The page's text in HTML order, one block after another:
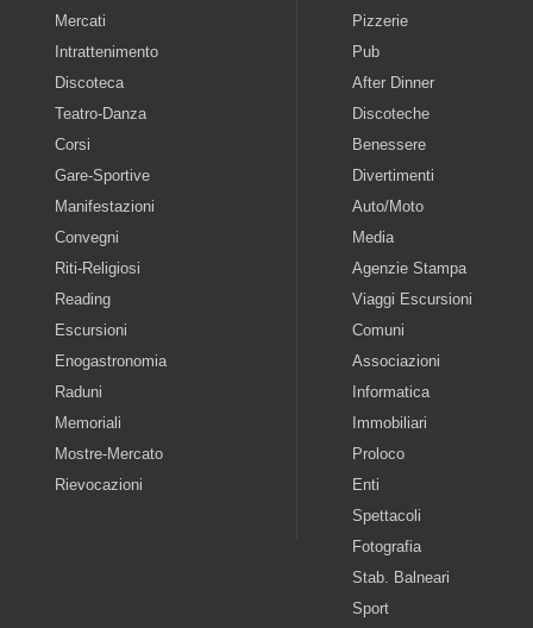
Mercati
Intrattenimento
Discoteca
Teatro-Danza
Corsi
Gare-Sportive
Manifestazioni
Convegni
Riti-Religiosi
Reading
Escursioni
Enogastronomia
Raduni
Memoriali
Mostre-Mercato
Rievocazioni
Pizzerie
Pub
After Dinner
Discoteche
Benessere
Divertimenti
Auto/Moto
Media
Agenzie Stampa
Viaggi Escursioni
Comuni
Associazioni
Informatica
Immobiliari
Proloco
Enti
Spettacoli
Fotografia
Stab. Balneari
Sport